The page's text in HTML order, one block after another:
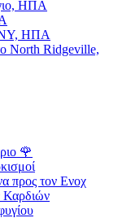
ΗΠΑ
NY, ΗΠΑ
North Ridgeville,
🌹
προς τον Ενοχ
Καρδιών